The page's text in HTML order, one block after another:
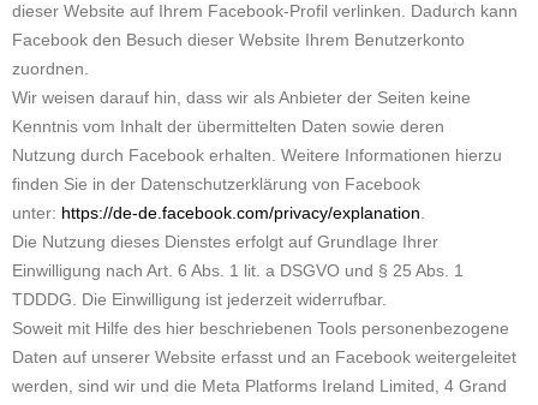
dieser Website auf Ihrem Facebook-Profil verlinken. Dadurch kann
Facebook den Besuch dieser Website Ihrem Benutzerkonto
zuordnen.
Wir weisen darauf hin, dass wir als Anbieter der Seiten keine
Kenntnis vom Inhalt der übermittelten Daten sowie deren
Nutzung durch Facebook erhalten. Weitere Informationen hierzu
finden Sie in der Datenschutzerklärung von Facebook
unter: https://de-de.facebook.com/privacy/explanation
Die Nutzung dieses Dienstes erfolgt auf Grundlage Ihrer
Einwilligung nach Art. 6 Abs. 1 lit. a DSGVO und § 25 Abs. 1
TDDDG. Die Einwilligung ist jederzeit widerrufbar.
Soweit mit Hilfe des hier beschriebenen Tools personenbezogene
Daten auf unserer Website erfasst und an Facebook weitergeleitet
werden, sind wir und die Meta Platforms Ireland Limited, 4 Grand